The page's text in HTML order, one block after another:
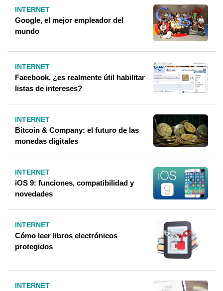
INTERNET
Google, el mejor empleador del
mundo
INTERNET
Facebook, ¿es realmente útil habilitar
listas de intereses?
INTERNET
Bitcoin & Company: el futuro de las
monedas digitales
INTERNET
iOS 9: funciones, compatibilidad y
novedades
INTERNET
Cómo leer libros electrónicos
protegidos
INTERNET